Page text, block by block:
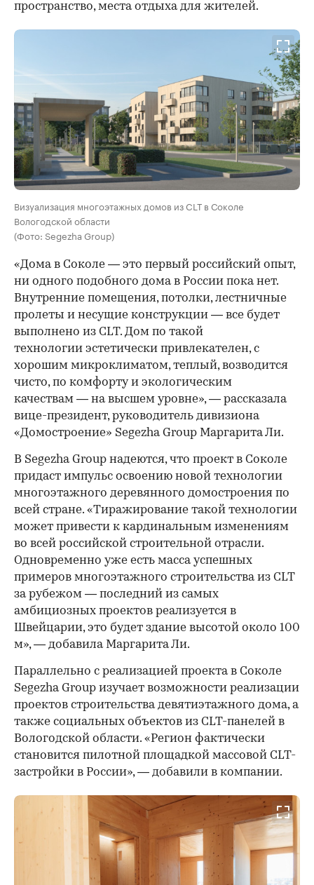
пространство, места отдыха для жителей.
Визуализация многоэтажных домов из CLT в Соколе
Вологодской области
(Фото: Segezha Group)
«Дома в Соколе — это первый российский опыт,
ни одного подобного дома в России пока нет.
Внутренние помещения, потолки, лестничные
пролеты и несущие конструкции — все будет
выполнено из CLT. Дом по такой
технологии эстетически привлекателен, с
хорошим микроклиматом, теплый, возводится
чисто, по комфорту и экологическим
качествам — на высшем уровне», — рассказала
вице-президент, руководитель дивизиона
«Домостроение» Segezha Group Маргарита Ли.
В Segezha Group надеются, что проект в Соколе
придаст импульс освоению новой технологии
многоэтажного деревянного домостроения по
всей стране. «Тиражирование такой технологии
может привести к кардинальным изменениям
во всей российской строительной отрасли.
Одновременно уже есть масса успешных
примеров многоэтажного строительства из CLT
за рубежом — последний из самых
амбициозных проектов реализуется в
Швейцарии, это будет здание высотой около 100
м», — добавила Маргарита Ли.
Параллельно с реализацией проекта в Соколе
Segezha Group изучает возможности реализации
проектов строительства девятиэтажного дома, а
также социальных объектов из CLT-панелей в
Вологодской области. «Регион фактически
становится пилотной площадкой массовой CLT-
застройки в России», — добавили в компании.